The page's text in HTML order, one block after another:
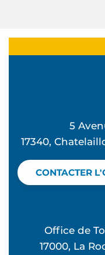
5
17340,
CONTACTER
Office de
17000, La